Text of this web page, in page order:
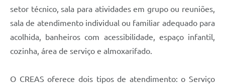
setor técnico, sala para atividades em grupo ou reuniões,
sala de atendimento individual ou familiar adequado para
acolhida, banheiros com acessibilidade, espaço infantil,
cozinha, área de serviço e almoxarifado.
O CREAS oferece dois tipos de atendimento: o Serviço